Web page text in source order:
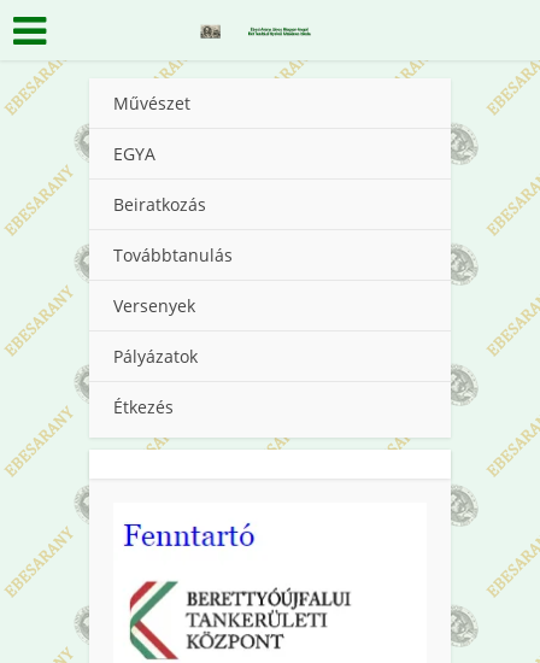
Művészet
EGYA
Beiratkozás
Továbbtanulás
Versenyek
Pályázatok
Étkezés